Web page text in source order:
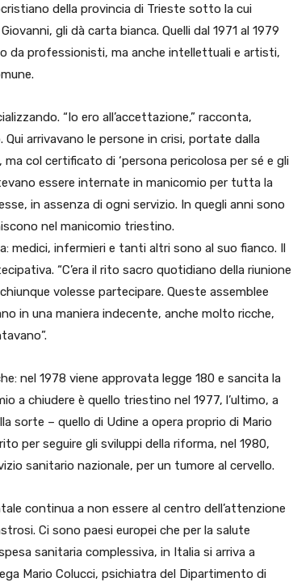
della provincia di Trieste sotto la cui
gli dà carta bianca. Quelli dal 1971 al 1979
da professionisti, ma anche intellettuali e artisti,
“Io ero all’accettazione,” racconta,
arrivavano le persone in crisi, portate dalla
col certificato di ‘persona pericolosa per sé e gli
essere internate in manicomio per tutta la
in assenza di ogni servizio. In quegli anni sono
nel manicomio triestino.
medici, infermieri e tanti altri sono al suo fianco. Il
“C’era il rito sacro quotidiano della riunione
volesse partecipare. Queste assemblee
in una maniera indecente, anche molto ricche,
nel 1978 viene approvata legge 180 e sancita la
a chiudere è quello triestino nel 1977, l’ultimo, a
sorte – quello di Udine a opera proprio di Mario
per seguire gli sviluppi della riforma, nel 1980,
sanitario nazionale, per un tumore al cervello.
continua a non essere al centro dell’attenzione
Ci sono paesi europei che per la salute
sanitaria complessiva, in Italia si arriva a
Mario Colucci, psichiatra del Dipartimento di